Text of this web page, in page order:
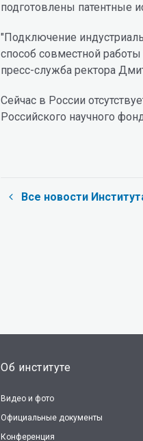
подготовлены патентные
"Подключение
способ совместной
пресс-служба ректора
Сейчас в России
Российского научного
Все новости
Об институте
Видео и фото
Официальные документы
Конференция